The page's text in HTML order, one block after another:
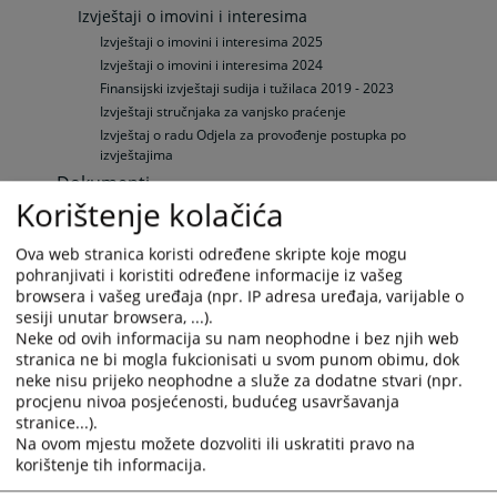
Izvještaji o imovini i interesima
Izvještaji o imovini i interesima 2025
Izvještaji o imovini i interesima 2024
Finansijski izvještaji sudija i tužilaca 2019 - 2023
Izvještaji stručnjaka za vanjsko praćenje
Izvještaj o radu Odjela za provođenje postupka po
izvještajima
Dokumenti
Planovi, izvještaji i programi rada
Strateški planovi VSTV-a BiH
Srednjoročni planovi rada VSTV BiH
Godišnji izvještaji VSTV-a BiH
Programi rada VSTV-a BiH
Budžet VSTV-a BIH
Budžet VSTV-a BiH
Godišnji izvještaji o izvršenju budžeta VSTV-a BiH
Revizorski izvještaji
Ostali dokumenti
Ostali dokumenti
Korištenje kolačića
Ova web stranica koristi određene skripte koje mogu
pohranjivati i koristiti određene informacije iz vašeg
browsera i vašeg uređaja (npr. IP adresa uređaja, varijable o
sesiji unutar browsera, ...).
Neke od ovih informacija su nam neophodne i bez njih web
stranica ne bi mogla fukcionisati u svom punom obimu, dok
neke nisu prijeko neophodne a služe za dodatne stvari (npr.
procjenu nivoa posjećenosti, budućeg usavršavanja
stranice...).
Na ovom mjestu možete dozvoliti ili uskratiti pravo na
korištenje tih informacija.